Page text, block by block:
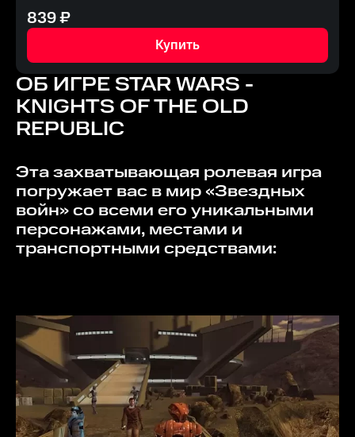
839₽
Купить
ОБ ИГРЕ STAR WARS -
KNIGHTS OF THE OLD
REPUBLIC
Эта захватывающая ролевая игра
погружает вас в мир «Звездных
войн» со всеми его уникальными
персонажами, местами и
транспортными средствами: